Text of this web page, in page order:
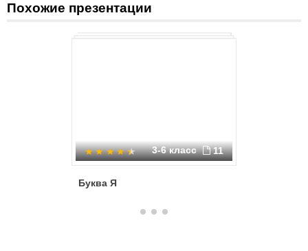
Похожие презентации
3-6 класс 11
Буква Я